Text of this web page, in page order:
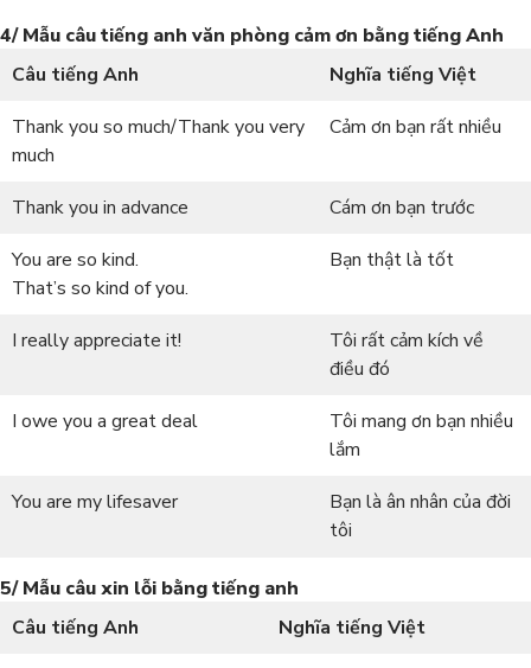
4/ Mẫu câu tiếng anh văn phòng cảm ơn bằng tiếng Anh
Câu tiếng Anh
Nghĩa tiếng Việt
Thank you so much/Thank you very
much
Cảm ơn bạn rất nhiều
Thank you in advance
Cám ơn bạn trước
You are so kind.
That’s so kind of you.
Bạn thật là tốt
I really appreciate it!
Tôi rất cảm kích về
điều đó
I owe you a great deal
Tôi mang ơn bạn nhiều
lắm
You are my lifesaver
Bạn là ân nhân của đời
tôi
5/ Mẫu câu xin lỗi bằng tiếng anh
Câu tiếng Anh
Nghĩa tiếng Việt